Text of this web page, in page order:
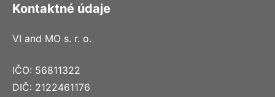
Kontaktné údaje
VI and MO s. r. o.
IČO: 56811322
DIČ: 2122461176